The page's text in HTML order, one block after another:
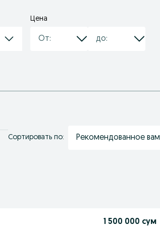
Цена
Сортировать по: Рекомендованное вам
1 500 000 сум